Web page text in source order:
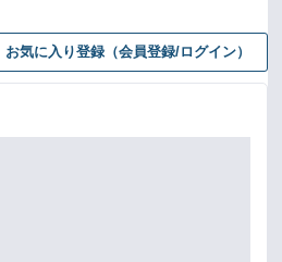
お気に入り登録（会員登録/ログイン）